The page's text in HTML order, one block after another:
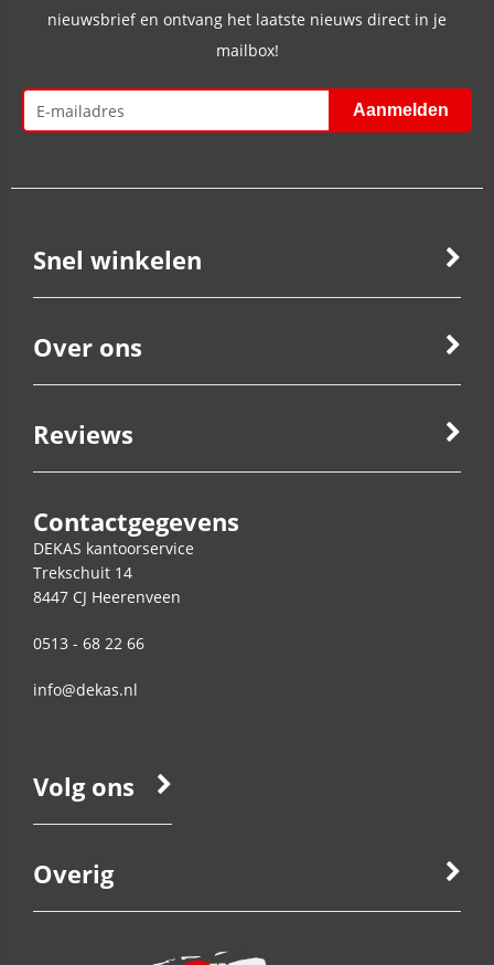
nieuwsbrief en ontvang het laatste nieuws direct in je
mailbox!
Snel winkelen
Over ons
Reviews
Contactgegevens
DEKAS kantoorservice
Trekschuit 14
8447 CJ Heerenveen
0513 - 68 22 66
info@dekas.nl
Volg ons
Overig